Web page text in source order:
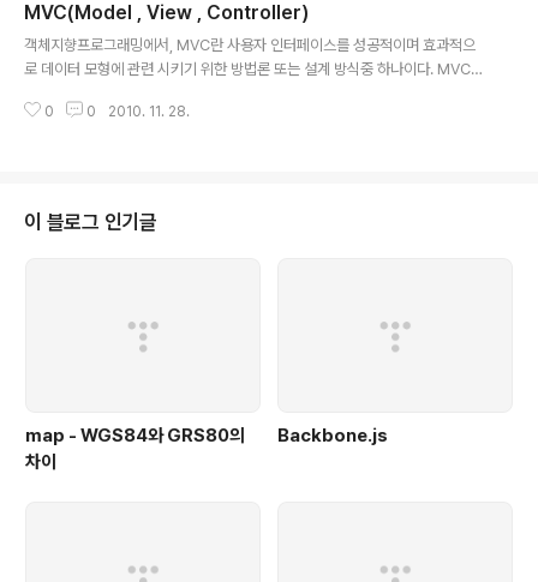
임니다. 두가지 객체 선언 방법이 있습니다. log4j.rootLo
gger log4j.logger. 전자의 경우 rootLogger로서 해
당 프로젝트내에서 발생하는 로그업무를 모두 출력 합니
에 '.' 가 있는데. 해당 프로젝트내의 특정 패키지를 계속 이
MVC(Model , View , Controller)
객체지향프로그래밍에서, MVC란 사용자 인터페이스를 성공적이며 효과적으
로 데이터 모형에 관련 시키기 위한 방법론 또는 설계 방식중 하나이다. MVC
경에서 널리 사용된다. MVC 형식은 목적 코드의 재사용에 유용한 것은 물론,
관련된 고급 클래스 내의 논리적 데이터 기반 구조를 표현. 이 목적 모형은 사용
자 인터페이스에 관한 어떠한 정보도 가지고 있지 않다.뷰 : 사용자 인터페이스
0 0 2010. 11. 28.
이 블로그 인기글
map - WGS84와 GRS80의
차이
Backbone.js